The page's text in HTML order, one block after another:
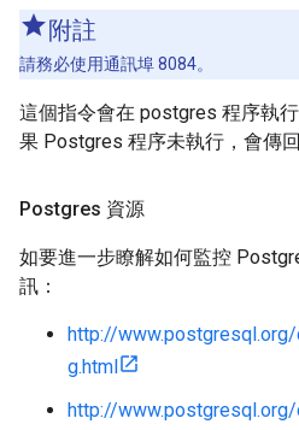
附註
請務必使用通訊埠 8084。
這個指令會在 postgres 程序執
果 Postgres 程序未執行，會傳回
Postgres 資源
如要進一步瞭解如何監控
訊：
http://
g.html
http://